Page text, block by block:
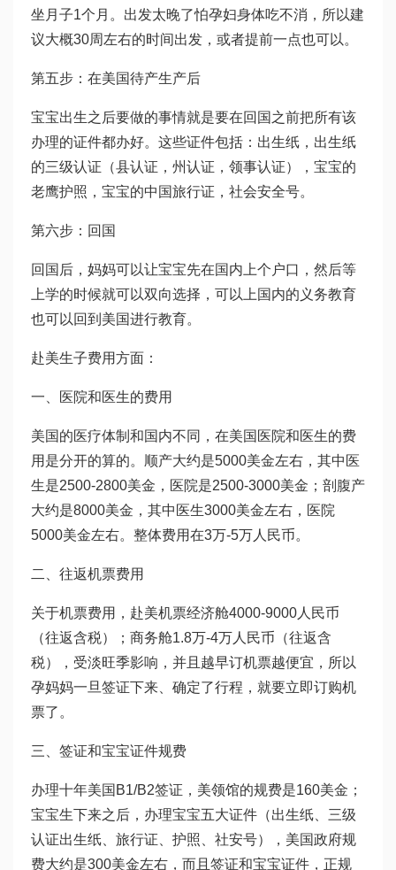
坐月子1个月。出发太晚了怕孕妇身体吃不消，所以建
议大概30周左右的时间出发，或者提前一点也可以。
第五步：在美国待产生产后
宝宝出生之后要做的事情就是要在回国之前把所有该
办理的证件都办好。这些证件包括：出生纸，出生纸
的三级认证（县认证，州认证，领事认证），宝宝的
老鹰护照，宝宝的中国旅行证，社会安全号。
第六步：回国
回国后，妈妈可以让宝宝先在国内上个户口，然后等
上学的时候就可以双向选择，可以上国内的义务教育
也可以回到美国进行教育。
赴美生子费用方面：
一、医院和医生的费用
美国的医疗体制和国内不同，在美国医院和医生的费
用是分开的算的。顺产大约是5000美金左右，其中医
生是2500-2800美金，医院是2500-3000美金；剖腹产
大约是8000美金，其中医生3000美金左右，医院
5000美金左右。整体费用在3万-5万人民币。
二、往返机票费用
关于机票费用，赴美机票经济舱4000-9000人民币
（往返含税）；商务舱1.8万-4万人民币（往返含
税），受淡旺季影响，并且越早订机票越便宜，所以
孕妈妈一旦签证下来、确定了行程，就要立即订购机
票了。
三、签证和宝宝证件规费
办理十年美国B1/B2签证，美领馆的规费是160美金；
宝宝生下来之后，办理宝宝五大证件（出生纸、三级
认证出生纸、旅行证、护照、社安号），美国政府规
费大约是300美金左右，而且签证和宝宝证件，正规